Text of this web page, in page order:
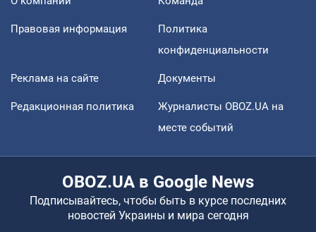
Правовая информация
Политика
конфиденциальности
Реклама на сайте Документы
Редакционная политика
Журналисты OBOZ.UA на
месте событий
OBOZ.UA в Google News
Подписывайтесь, чтобы быть в курсе последних
новостей Украины и мира сегодня